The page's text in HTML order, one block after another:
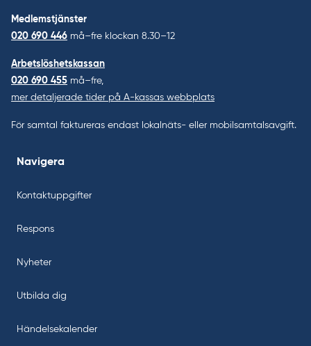
Medlemstjänster
020 690 446 må–fre klockan 8.30–12
Arbetslöshetskassan
020 690 455 må–fre,
mer detaljerade tider på A-kassas webbplats
För samtal faktureras endast lokalnäts- eller mobilsamtalsavgift.
Navigera
Kontaktuppgifter
Respons
Nyheter
Utbilda dig
Händelsekalender